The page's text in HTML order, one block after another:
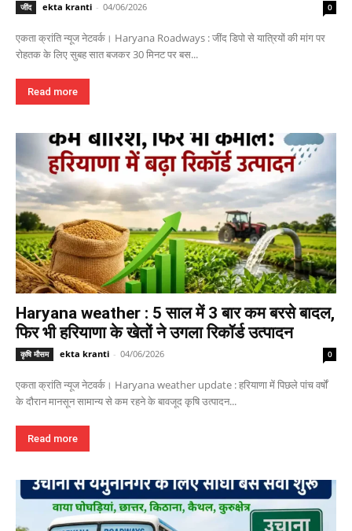
जींद ekta kranti - 04/06/2026 0
एकता क्रांति न्यूज नेटवर्क। Haryana Roadways : जींद डिपो से यात्रियों की मांग पर
रोहतक के लिए सुबह सात बजकर 30 मिनट पर बस...
Read more
Haryana weather : 5 साल में 3 बार कम बरसे बादल,
फिर भी हरियाणा के खेतों ने उगला रिकॉर्ड उत्पादन
कृषि मौसम ekta kranti - 04/06/2026 0
एकता क्रांति न्यूज नेटवर्क। Haryana weather update : हरियाणा में पिछले पांच वर्षों
के दौरान मानसून सामान्य से कम रहने के बावजूद कृषि उत्पादन...
Read more